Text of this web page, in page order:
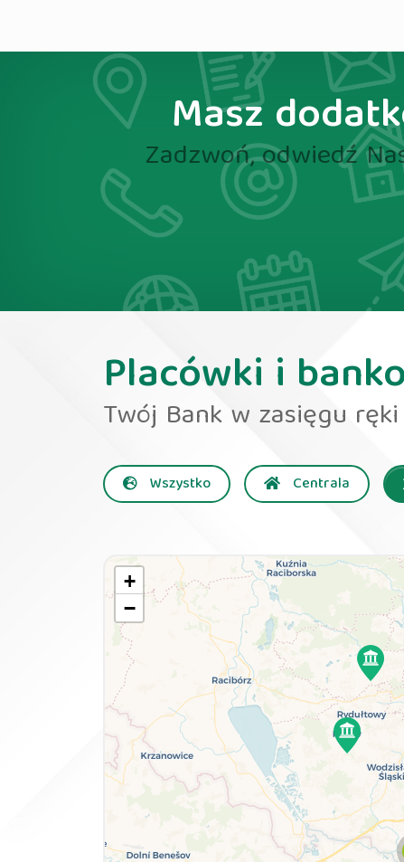
Masz
Zadzwoń, odwiedź
Placówki i
Twój Bank w zasięgu ręki
Wszystko Centrala
+
−